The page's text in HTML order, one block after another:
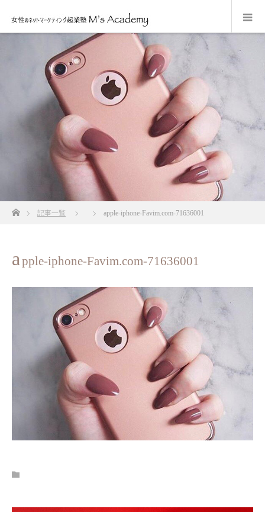
ホーム記事一覧 apple-iphone-Favim.com-71636001
apple-iphone-Favim.com-71636001